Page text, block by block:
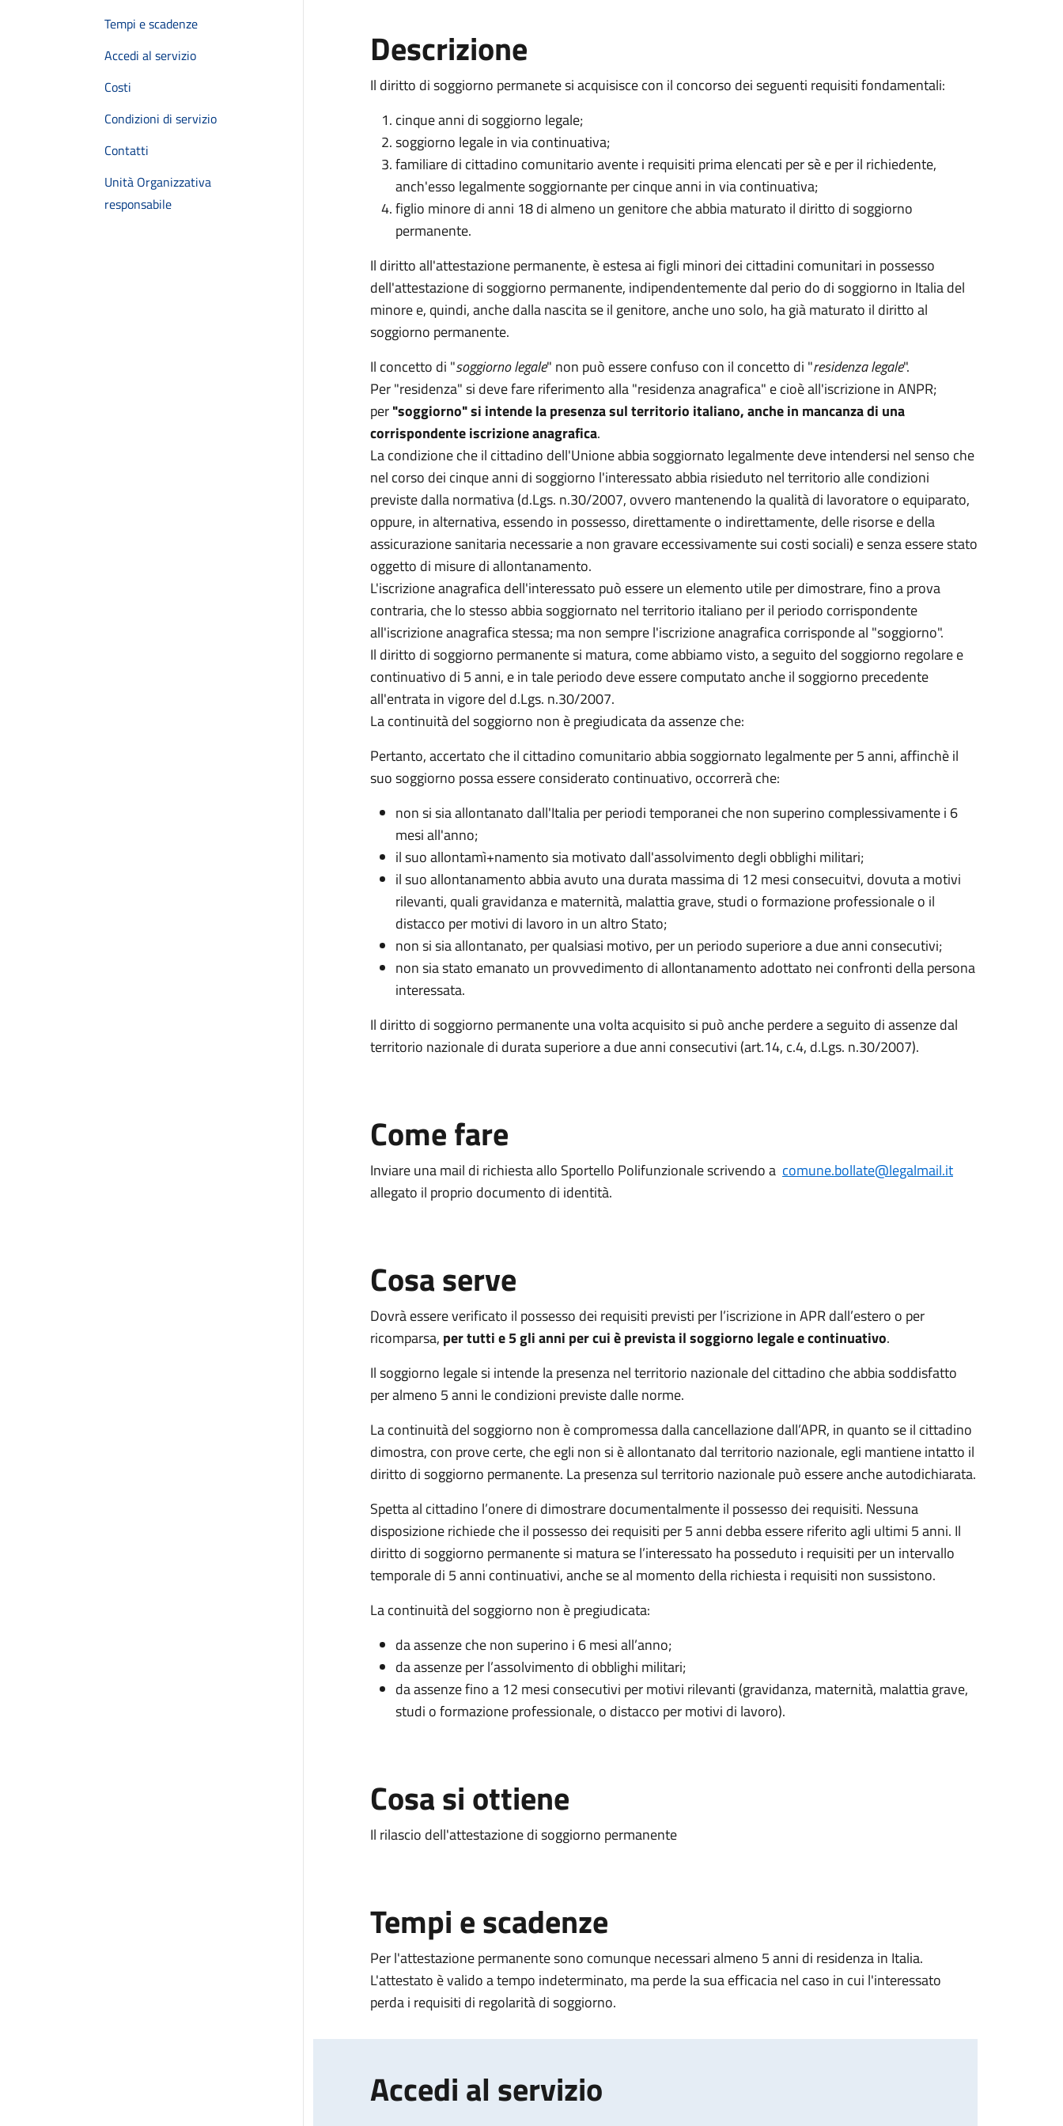
Tempi e scadenze
Accedi al servizio
Costi
Condizioni di servizio
Contatti
Unità Organizzativa
responsabile
Descrizione
Il diritto di soggiorno permanete si acquisisce con il concorso dei seguenti requisiti fondamentali:
cinque anni di soggiorno legale;
soggiorno legale in via continuativa;
familiare di cittadino comunitario avente i requisiti prima elencati per sè e per il richiedente,
anch'esso legalmente soggiornante per cinque anni in via continuativa;
figlio minore di anni 18 di almeno un genitore che abbia maturato il diritto di soggiorno
permanente.
Il diritto all'attestazione permanente, è estesa ai figli minori dei cittadini comunitari in possesso
dell'attestazione di soggiorno permanente, indipendentemente dal perio do di soggiorno in Italia del
minore e, quindi, anche dalla nascita se il genitore, anche uno solo, ha già maturato il diritto al
soggiorno permanente.
Il concetto di "soggiorno legale" non può essere confuso con il concetto di "residenza legale".
Per "residenza" si deve fare riferimento alla "residenza anagrafica" e cioè all'iscrizione in ANPR;
per"soggiorno" si intende la presenza sul territorio italiano, anche in mancanza di una
corrispondente iscrizione anagrafica.
La condizione che il cittadino dell'Unione abbia soggiornato legalmente deve intendersi nel senso che
nel corso dei cinque anni di soggiorno l'interessato abbia risieduto nel territorio alle condizioni
previste dalla normativa (d.Lgs. n.30/2007, ovvero mantenendo la qualità di lavoratore o equiparato,
oppure, in alternativa, essendo in possesso, direttamente o indirettamente, delle risorse e della
assicurazione sanitaria necessarie a non gravare eccessivamente sui costi sociali) e senza essere stato
oggetto di misure di allontanamento.
L'iscrizione anagrafica dell'interessato può essere un elemento utile per dimostrare, fino a prova
contraria, che lo stesso abbia soggiornato nel territorio italiano per il periodo corrispondente
all'iscrizione anagrafica stessa; ma non sempre l'iscrizione anagrafica corrisponde al "soggiorno".
Il diritto di soggiorno permanente si matura, come abbiamo visto, a seguito del soggiorno regolare e
continuativo di 5 anni, e in tale periodo deve essere computato anche il soggiorno precedente
all'entrata in vigore del d.Lgs. n.30/2007.
La continuità del soggiorno non è pregiudicata da assenze che:
Pertanto, accertato che il cittadino comunitario abbia soggiornato legalmente per 5 anni, affinchè il
suo soggiorno possa essere considerato continuativo, occorrerà che:
non si sia allontanato dall'Italia per periodi temporanei che non superino complessivamente i 6
mesi all'anno;
il suo allontamì+namento sia motivato dall'assolvimento degli obblighi militari;
il suo allontanamento abbia avuto una durata massima di 12 mesi consecuitvi, dovuta a motivi
rilevanti, quali gravidanza e maternità, malattia grave, studi o formazione professionale o il
distacco per motivi di lavoro in un altro Stato;
non si sia allontanato, per qualsiasi motivo, per un periodo superiore a due anni consecutivi;
non sia stato emanato un provvedimento di allontanamento adottato nei confronti della persona
interessata.
Il diritto di soggiorno permanente una volta acquisito si può anche perdere a seguito di assenze dal
territorio nazionale di durata superiore a due anni consecutivi (art.14, c.4, d.Lgs. n.30/2007).
Come fare
Inviare una mail di richiesta allo Sportello Polifunzionale scrivendo a comune.bollate@legalmail.it
allegato il proprio documento di identità.
Cosa serve
Dovrà essere verificato il possesso dei requisiti previsti per l’iscrizione in APR dall’estero o per
ricomparsa, per tutti e 5 gli anni per cui è prevista il soggiorno legale e continuativo.
Il soggiorno legale si intende la presenza nel territorio nazionale del cittadino che abbia soddisfatto
per almeno 5 anni le condizioni previste dalle norme.
La continuità del soggiorno non è compromessa dalla cancellazione dall’APR, in quanto se il cittadino
dimostra, con prove certe, che egli non si è allontanato dal territorio nazionale, egli mantiene intatto il
diritto di soggiorno permanente. La presenza sul territorio nazionale può essere anche autodichiarata.
Spetta al cittadino l’onere di dimostrare documentalmente il possesso dei requisiti. Nessuna
disposizione richiede che il possesso dei requisiti per 5 anni debba essere riferito agli ultimi 5 anni. Il
diritto di soggiorno permanente si matura se l’interessato ha posseduto i requisiti per un intervallo
temporale di 5 anni continuativi, anche se al momento della richiesta i requisiti non sussistono.
La continuità del soggiorno non è pregiudicata:
da assenze che non superino i 6 mesi all’anno;
da assenze per l’assolvimento di obblighi militari;
da assenze fino a 12 mesi consecutivi per motivi rilevanti (gravidanza, maternità, malattia grave,
studi o formazione professionale, o distacco per motivi di lavoro).
Cosa si ottiene
Il rilascio dell'attestazione di soggiorno permanente
Tempi e scadenze
Per l'attestazione permanente sono comunque necessari almeno 5 anni di residenza in Italia.
L'attestato è valido a tempo indeterminato, ma perde la sua efficacia nel caso in cui l'interessato
perda i requisiti di regolarità di soggiorno.
Accedi al servizio